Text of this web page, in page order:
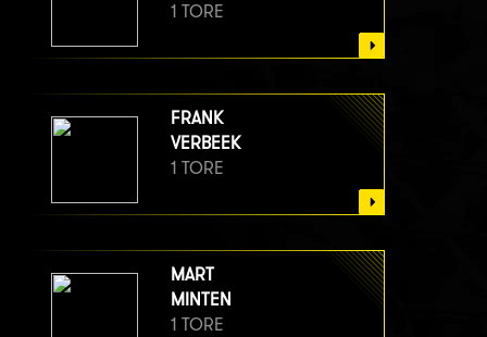
1 TORE
FRANK
VERBEEK
1 TORE
MART
MINTEN
1 TORE